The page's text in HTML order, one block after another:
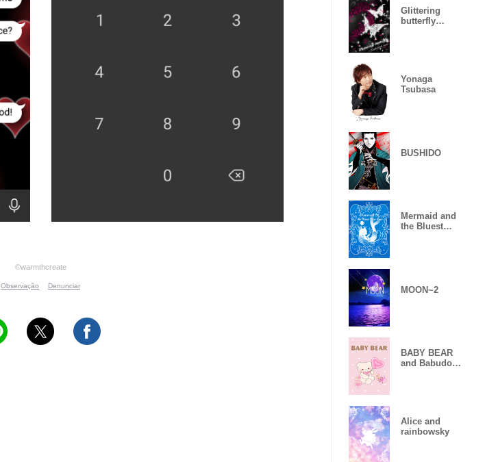
©warmthcreate
Observação Denunciar
Glittering
butterfly
Yonaga
Tsubasa
BUSHIDO
Mermaid and
the Bluest
MOON~2
BABY BEAR
and Babudori
Alice and
rainbowsky